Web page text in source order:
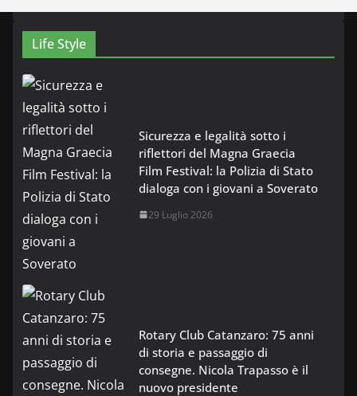
Life Style
Sicurezza e legalità sotto i
riflettori del Magna Graecia
Film Festival: la Polizia di Stato
dialoga con i giovani a Soverato
29 Luglio 2026
Rotary Club Catanzaro: 75 anni
di storia e passaggio di
consegne. Nicola Trapasso è il
nuovo presidente